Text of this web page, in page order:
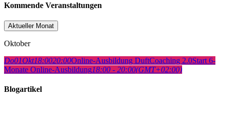
Kommende Veranstaltungen
Aktueller Monat
Oktober
Do01Okt18:0020:00Online-Ausbildung DuftCoaching 2.0Start 6-
Monate Online-Ausbildung18:00 - 20:00(GMT+02:00)
Blogartikel